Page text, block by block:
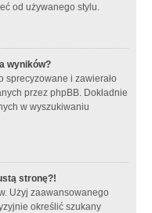
od używanego stylu.
wyników?
sprecyzowane i zawierało
przez phpBB. Dokładnie
w wyszukiwaniu
stronę?!
Użyj zaawansowanego
określić szukany